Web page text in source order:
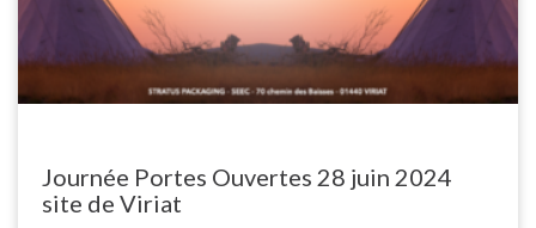
Journée Portes Ouvertes 28 juin 2024
site de Viriat